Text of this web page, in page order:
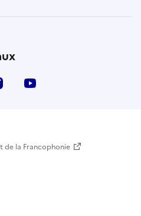
Instagram
de la Francophonie